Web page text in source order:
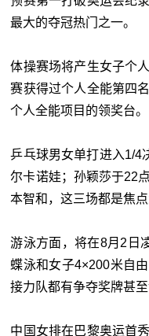
最大的夺冠热门之一。
体操赛场将产生女子个
赛获得过个人全能第四
个人全能项目的领奖台。
乒乓球男女单打进入1/4
尔卡诺娃；孙颖莎于22
本智和，这三场都是焦
游泳方面，将在8月2日
蝶泳和女子4×200米自
接力队都有争夺奖牌甚至
中国女排在巴黎奥运首